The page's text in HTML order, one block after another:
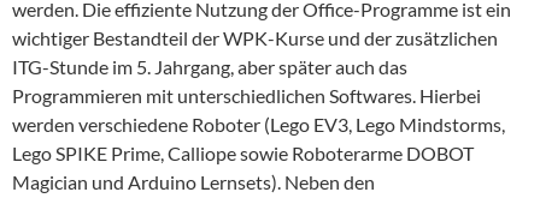
werden. Die effiziente Nutzung der Office-Programme ist ein
wichtiger Bestandteil der WPK-Kurse und der zusätzlichen
ITG-Stunde im 5. Jahrgang, aber später auch das
Programmieren mit unterschiedlichen Softwares. Hierbei
werden verschiedene Roboter (Lego EV3, Lego Mindstorms,
Lego SPIKE Prime, Calliope sowie Roboterarme DOBOT
Magician und Arduino Lernsets). Neben den